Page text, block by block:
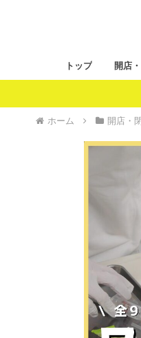
トップ 開店
ホーム 開店・